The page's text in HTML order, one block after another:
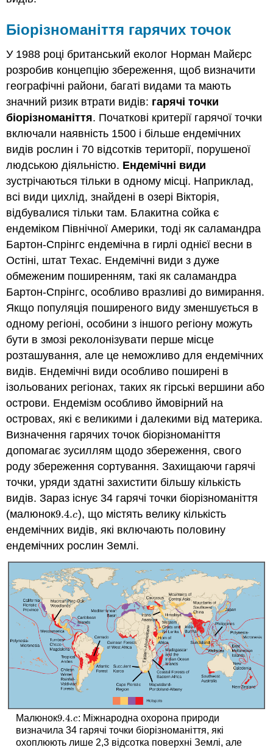
Біорізноманіття гарячих точок
У 1988 році британський еколог Норман Майєрс
розробив концепцію збереження, щоб визначити
географічні райони, багаті видами та мають
значний ризик втрати видів: гарячі точки
біорізноманіття. Початкові критерії гарячої точки
включали наявність 1500 і більше ендемічних
видів рослин і 70 відсотків території, порушеної
людською діяльністю. Ендемічні види
зустрічаються тільки в одному місці. Наприклад,
всі види цихлід, знайдені в озері Вікторія,
відбувалися тільки там. Блакитна сойка є
ендеміком Північної Америки, тоді як саламандра
Бартон-Спрінгс ендемічна в гирлі однієї весни в
Остіні, штат Техас. Ендемічні види з дуже
обмеженим поширенням, такі як саламандра
Бартон-Спрінгс, особливо вразливі до вимирання.
Якщо популяція поширеного виду зменшується в
одному регіоні, особини з іншого регіону можуть
бути в змозі реколонізувати перше місце
розташування, але це неможливо для ендемічних
видів. Ендемічні види особливо поширені в
ізольованих регіонах, таких як гірські вершини або
острови. Ендемізм особливо ймовірний на
островах, які є великими і далекими від материка.
Визначення гарячих точок біорізноманіття
допомагає зусиллям щодо збереження, свого
роду збереження сортування. Захищаючи гарячі
точки, уряди здатні захистити більшу кількість
видів. Зараз існує 34 гарячі точки біорізноманіття
(малюнок9.4.c
9.4.c), що містять велику кількість
ендемічних видів, які включають половину
ендемічних рослин Землі.
Малюнок9.4.c
9.4.c: Міжнародна охорона природи
визначила 34 гарячі точки біорізноманіття, які
охоплюють лише 2,3 відсотка поверхні Землі, але